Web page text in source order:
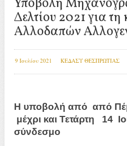
Υποβολή
Δελτίου 2021 για
Αλλοδαπών
9 Ιουλίου 2021 ΚΕΔΑΣΥ ΘΕΣΠΡΩΤΙΑΣ
Η υποβολή από από
μέχρι και Τετάρτη 14
σύνδεσμο